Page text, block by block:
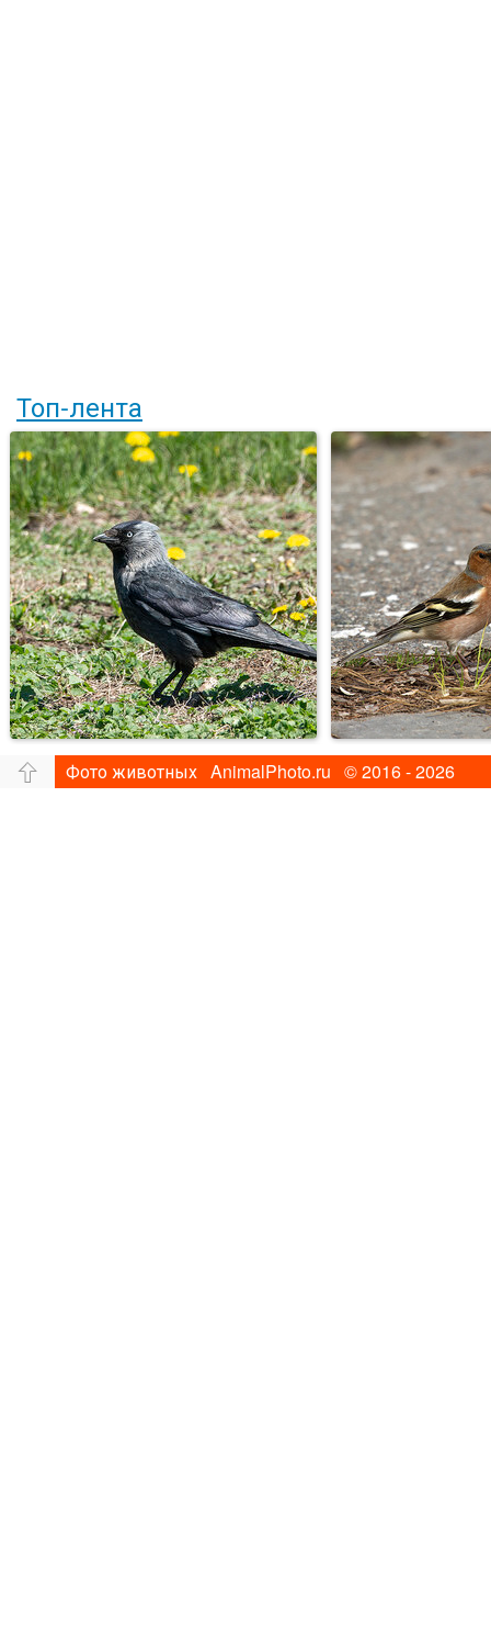
Топ-лента
Фото животных AnimalPhoto.ru © 2016 - 2026